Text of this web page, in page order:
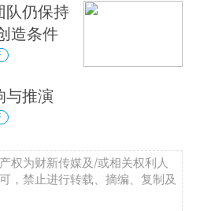
队仍保持
造条件
与推演
权为财新传媒及/或相关权利人
，禁止进行转载、摘编、复制及